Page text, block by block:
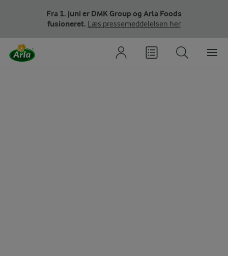
Fra 1. juni er DMK Group og Arla Foods
fusioneret. Læs pressemeddelelsen her